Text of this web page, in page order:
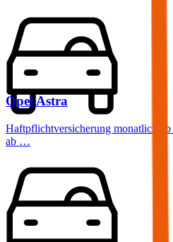
Opel Astra
Haftpflichtversicherung monatlich ab
ab …